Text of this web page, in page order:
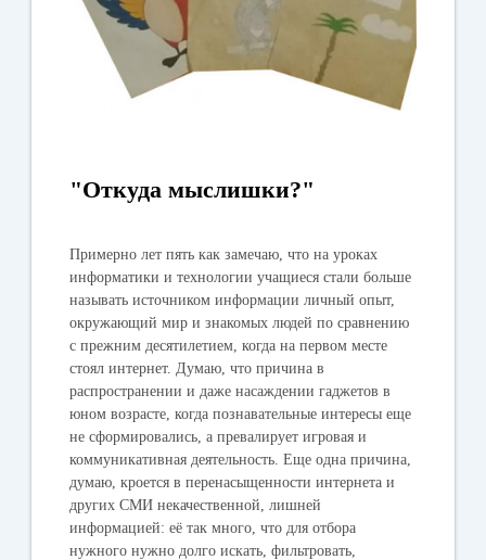
"Откуда мыслишки?"
Примерно лет пять как замечаю, что на уроках
информатики и технологии учащиеся стали больше
называть источником информации личный опыт,
окружающий мир и знакомых людей по сравнению
с прежним десятилетием, когда на первом месте
стоял интернет. Думаю, что причина в
распространении и даже насаждении гаджетов в
юном возрасте, когда познавательные интересы еще
не сформировались, а превалирует игровая и
коммуникативная деятельность. Еще одна причина,
думаю, кроется в перенасыщенности интернета и
других СМИ некачественной, лишней
информацией: её так много, что для отбора
нужного нужно долго искать, фильтровать,